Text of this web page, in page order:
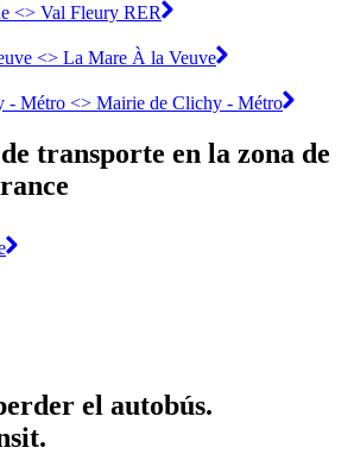
<> Val Fleury RER
<> La Mare À la Veuve
- Métro <> Mairie de Clichy - Métro
transporte en la zona de
el autobús.